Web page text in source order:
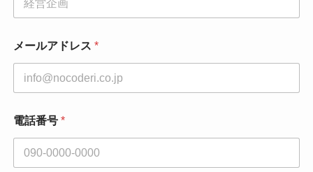
メールアドレス *
*
*
電話番号 *